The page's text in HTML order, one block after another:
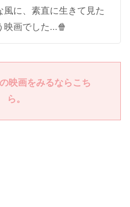
風に、素直に生きて見た
映画でした...🍿
映画をみるならこち
ら。